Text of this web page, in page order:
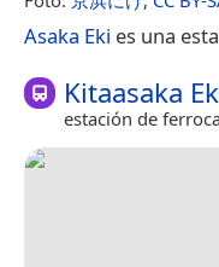
Asaka Eki es una
Kitaasaka
estación de